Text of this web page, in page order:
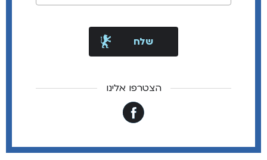
הצטרפו אלינו